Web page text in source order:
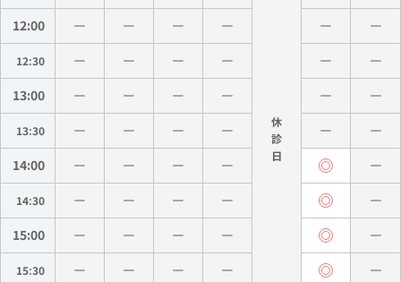
休
診
12:00
12:30
13:00
13:30
14:00
14:30
15:00
15:30